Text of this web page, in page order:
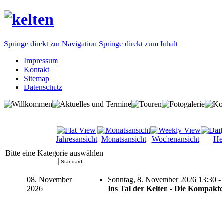
Springe direkt zur Navigation Springe direkt zum Inhalt
Impressum
Kontakt
Sitemap
Datenschutz
Jahresansicht Monatsansicht Wochenansicht
Bitte eine Kategorie auswählen
08. November
2026
Sonntag, 8. November 2026 13:30
Ins Tal der Kelten - Die